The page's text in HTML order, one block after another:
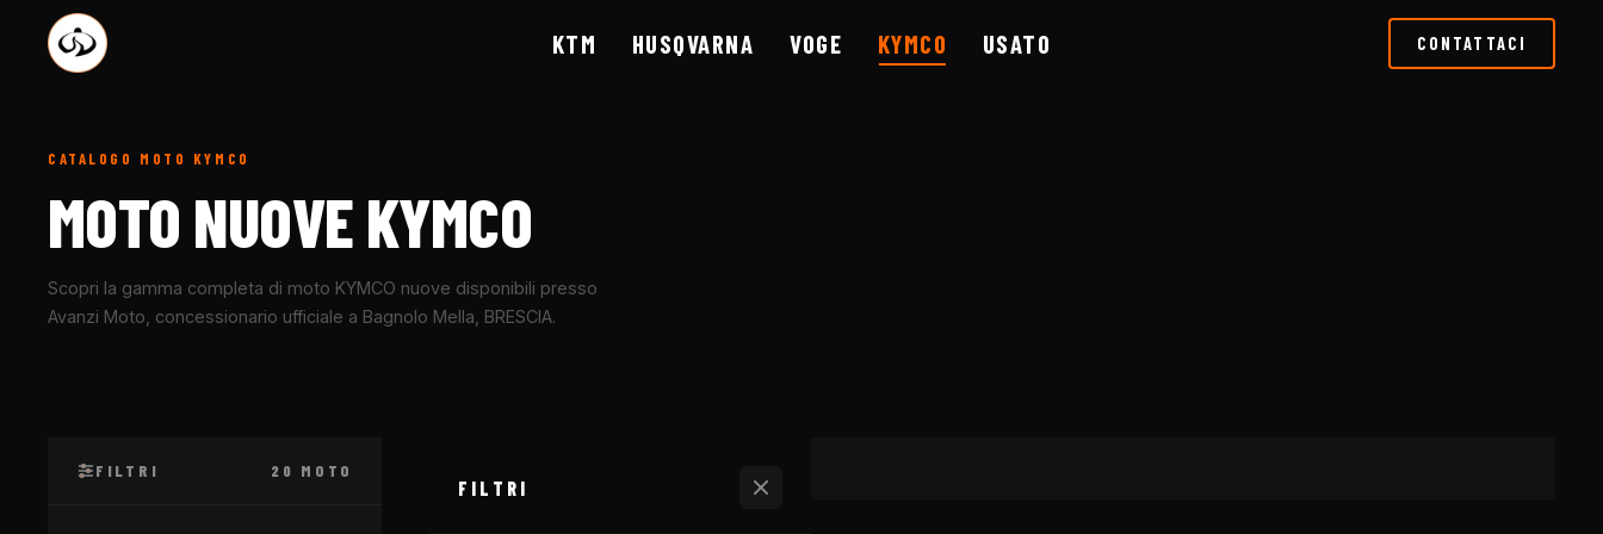
KTM HUSQVARNA VOGE KYMCO USATO CONTATTACI
CATALOGO MOTO KYMCO
MOTO NUOVEKYMCO
Scopri la gamma completa di moto KYMCO nuove disponibili presso
Avanzi Moto, concessionario ufficiale a Bagnolo Mella, BRESCIA.
FILTRI 20 MOTO
FILTRI